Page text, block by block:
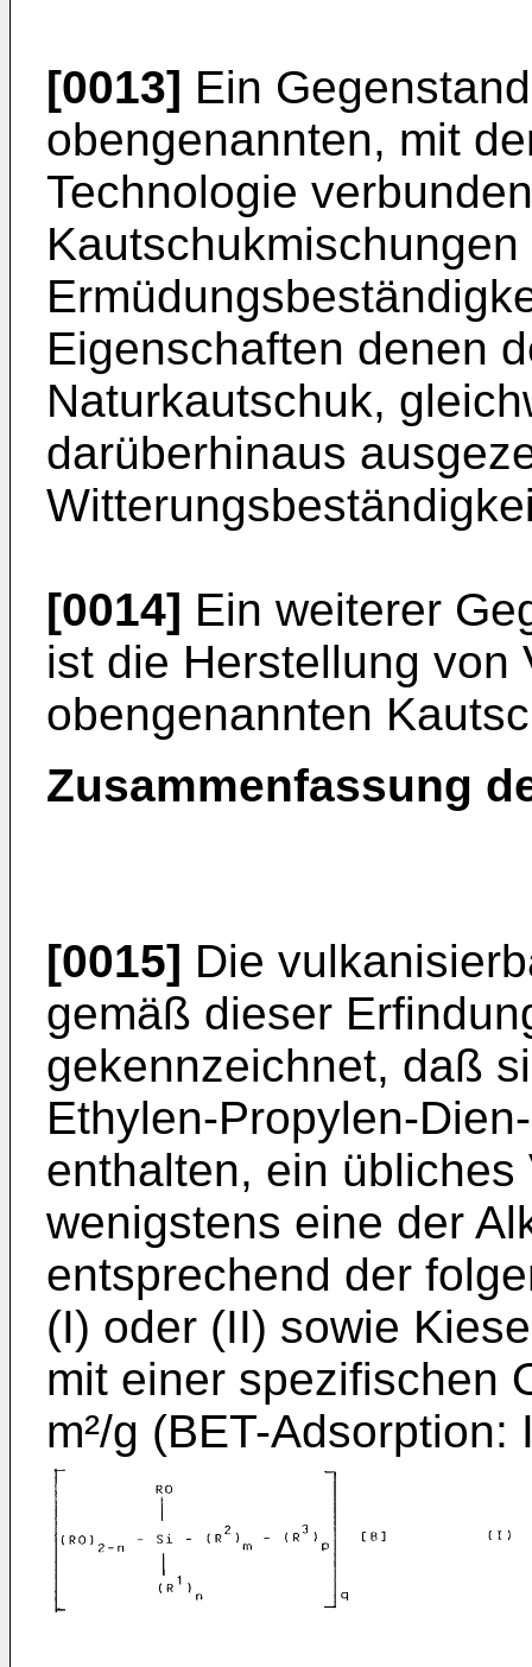
[0013] Ein
obengenannten, mit
Technologie
Eigenschaften denen
Naturkautschuk,
darüberhinaus
[0014] Ein weiterer
ist die Herstellung von
obengenannten
Zusammenfassung
[0015] Die
gemäß dieser
gekennzeichnet, daß
Ethylen-Propylen-
enthalten, ein
wenigstens eine der
entsprechend der
(I) oder (II) sowie
mit einer spezifischen
m²/g (BET-